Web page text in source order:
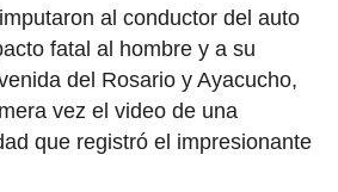
al conductor del auto
fatal al hombre y a su
del Rosario y Ayacucho,
vez el video de una
que registró el impresionante